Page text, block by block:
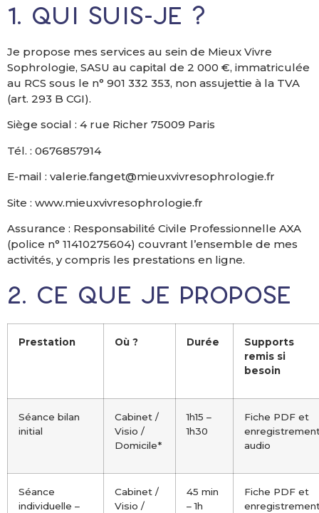
1. Qui suis-je ?
Je propose mes services au sein de Mieux Vivre
Sophrologie, SASU au capital de 2 000 €, immatriculée
au RCS sous le n° 901 332 353, non assujettie à la TVA
(art. 293 B CGI).
Siège social : 4 rue Richer 75009 Paris
Tél. : 0676857914
E-mail : valerie.fanget@mieuxvivresophrologie.fr
Site : www.mieuxvivresophrologie.fr
Assurance : Responsabilité Civile Professionnelle AXA
(police n° 11410275604) couvrant l’ensemble de mes
activités, y compris les prestations en ligne.
2. Ce que je propose
Prestation Où ? Durée
Supports
remis si
besoin
Séance bilan
initial
Cabinet /
Visio /
Domicile*
1h15 –
1h30
Fiche PDF et
audio
Séance
individuelle –
Cabinet /
Visio /
45 min
– 1h
Fiche PDF et